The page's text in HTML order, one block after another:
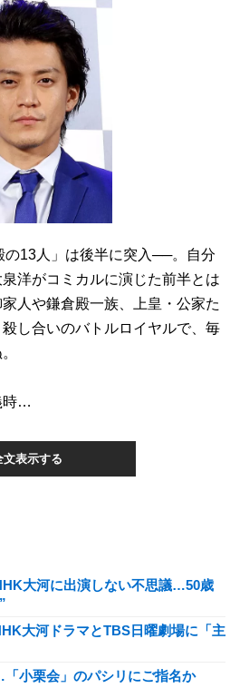
13人」は後半に突入──。自分
洋がコミカルに演じた前半とは
人や鎌倉殿一族、上皇・公家た
し合いのバトルロイヤルで、毎
時…
文表示する
大河に出演しない不思議…50歳
大河ドラマとTBS日曜劇場に「主
小栗会」のパシリにご指名か